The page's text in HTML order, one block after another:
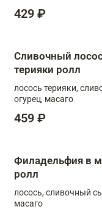
429 ₽
Сливочный
терияки ролл
лосось терияки,
огурец, масаго
459 ₽
Филадельфия в
ролл
лосось, сливочный
масаго